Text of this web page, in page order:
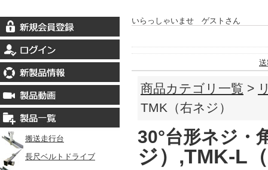
搬送走行台
長尺ベルトドライブ
いらっしゃいませ ゲストさん
商品カテゴリ一覧 >
TMK（右ネジ）
30°台形ネジ・
ジ）,TMK-L